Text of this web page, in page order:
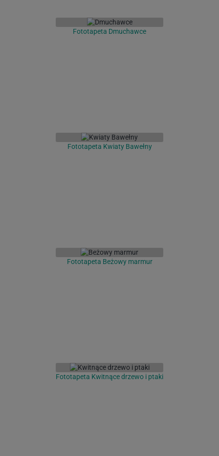
Fototapeta Dmuchawce
Fototapeta Kwiaty Bawełny
Fototapeta Beżowy marmur
Fototapeta Kwitnące drzewo i ptaki